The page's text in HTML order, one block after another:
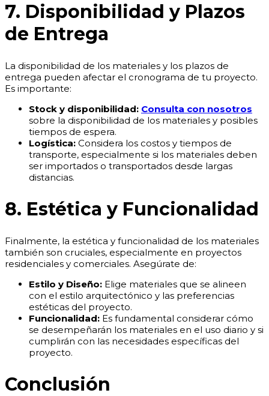
7. Disponibilidad y Plazos
de Entrega
La disponibilidad de los materiales y los plazos de
entrega pueden afectar el cronograma de tu proyecto.
Es importante:
Stock y disponibilidad: Consulta con nosotros
sobre la disponibilidad de los materiales y posibles
tiempos de espera.
Logística: Considera los costos y tiempos de
transporte, especialmente si los materiales deben
ser importados o transportados desde largas
distancias.
8. Estética y Funcionalidad
Finalmente, la estética y funcionalidad de los materiales
también son cruciales, especialmente en proyectos
residenciales y comerciales. Asegúrate de:
Estilo y Diseño: Elige materiales que se alineen
con el estilo arquitectónico y las preferencias
estéticas del proyecto.
Funcionalidad: Es fundamental considerar cómo
se desempeñarán los materiales en el uso diario y si
cumplirán con las necesidades específicas del
proyecto.
Conclusión